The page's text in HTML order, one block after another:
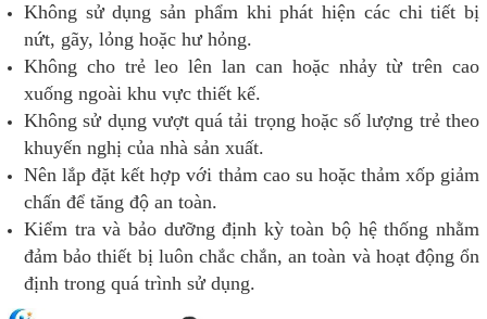
Không sử dụng sản phẩm khi phát hiện các chi tiết bị
nứt, gãy, lỏng hoặc hư hỏng.
Không cho trẻ leo lên lan can hoặc nhảy từ trên cao
xuống ngoài khu vực thiết kế.
Không sử dụng vượt quá tải trọng hoặc số lượng trẻ theo
khuyến nghị của nhà sản xuất.
Nên lắp đặt kết hợp với thảm cao su hoặc thảm xốp giảm
chấn để tăng độ an toàn.
Kiểm tra và bảo dưỡng định kỳ toàn bộ hệ thống nhằm
đảm bảo thiết bị luôn chắc chắn, an toàn và hoạt động ổn
định trong quá trình sử dụng.